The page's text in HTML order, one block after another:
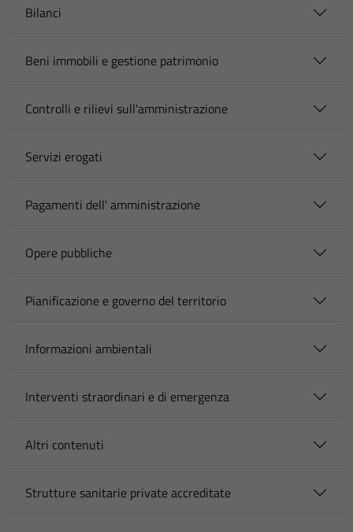
Bilanci
Beni immobili e gestione patrimonio
Controlli e rilievi sull'amministrazione
Servizi erogati
Pagamenti dell' amministrazione
Opere pubbliche
Pianificazione e governo del territorio
Informazioni ambientali
Interventi straordinari e di emergenza
Altri contenuti
Strutture sanitarie private accreditate